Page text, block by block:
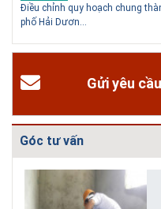
Điều chỉnh quy hoạch chung
phố Hải Dươn...
Gửi yêu
Góc tư vấn